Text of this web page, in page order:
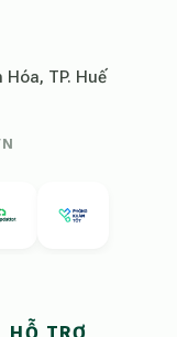
Hóa, TP. Huế
HỖ TRỢ